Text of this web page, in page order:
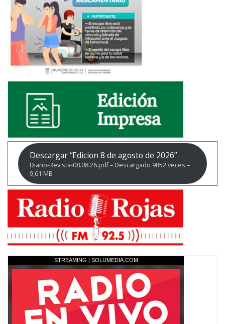
Descargar “Edicion 8 de agosto de 2026”
Diario-Revista-08.08.26.pdf – Descargado 9852 veces –
9,61 MB